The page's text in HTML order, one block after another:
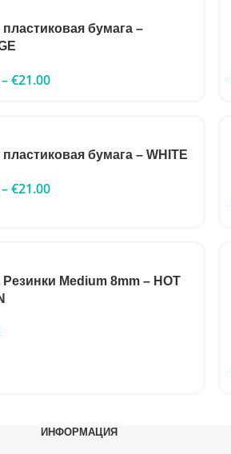
пластиковая бумага –
–€21.00
пластиковая бумага – WHITE
–€21.00
Резинки Medium 8mm – HOT
ИНФОРМАЦИЯ